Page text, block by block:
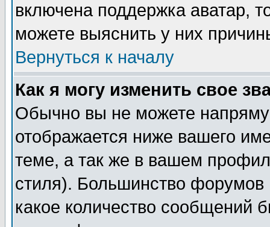
включена поддержка аватар,
можете выяснить у них
Вернуться к началу
Как я могу изменить свое
Обычно вы не можете
отображается ниже вашего
теме, а так же в вашем
стиля). Большинство форумов
какое количество сообщений